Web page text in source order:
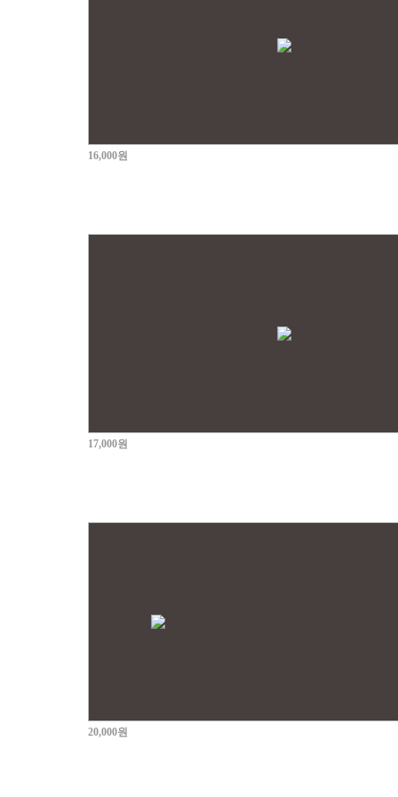
16,000원
17,000원
20,000원